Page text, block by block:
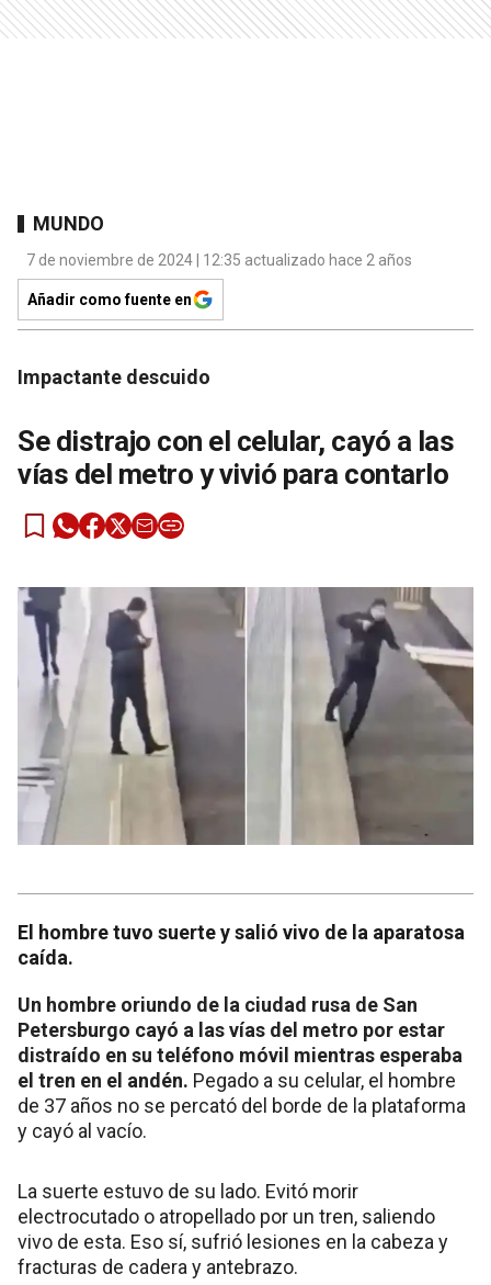
MUNDO
7 de noviembre de 2024 | 12:35 actualizado hace 2 años
Añadir como fuente en
Impactante descuido
Se distrajo con el celular, cayó a las
vías del metro y vivió para contarlo
El hombre tuvo suerte y salió vivo de la aparatosa
caída.
Un hombre oriundo de la ciudad rusa de San
Petersburgo cayó a las vías del metro por estar
distraído en su teléfono móvil mientras esperaba
el tren en el andén. Pegado a su celular, el hombre
de 37 años no se percató del borde de la plataforma
y cayó al vacío.
La suerte estuvo de su lado. Evitó morir
electrocutado o atropellado por un tren, saliendo
vivo de esta. Eso sí, sufrió lesiones en la cabeza y
fracturas de cadera y antebrazo.